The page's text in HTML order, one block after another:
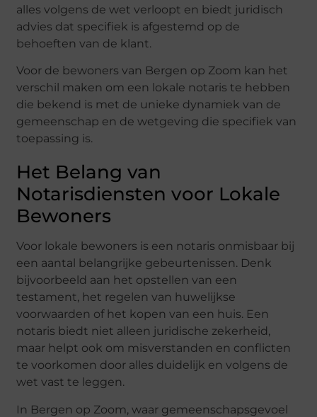
alles volgens de wet verloopt en biedt juridisch
advies dat specifiek is afgestemd op de
behoeften van de klant.
Voor de bewoners van Bergen op Zoom kan het
verschil maken om een lokale notaris te hebben
die bekend is met de unieke dynamiek van de
gemeenschap en de wetgeving die specifiek van
toepassing is.
Het Belang van
Notarisdiensten voor Lokale
Bewoners
Voor lokale bewoners is een notaris onmisbaar bij
een aantal belangrijke gebeurtenissen. Denk
bijvoorbeeld aan het opstellen van een
testament, het regelen van huwelijkse
voorwaarden of het kopen van een huis. Een
notaris biedt niet alleen juridische zekerheid,
maar helpt ook om misverstanden en conflicten
te voorkomen door alles duidelijk en volgens de
wet vast te leggen.
In Bergen op Zoom, waar gemeenschapsgevoel